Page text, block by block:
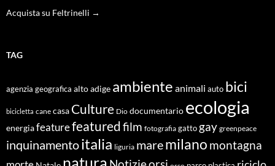
Acquista su Feltrinelli →
TAG
agenzia geografica alto adige ambiente animali auto bici
bicicletta cane casa Culture Dio documentario ecologia
energiafeaturefeaturedfilm fotografia gatto gay greenpeace
inquinamentoitalia liguria maremilano montagna